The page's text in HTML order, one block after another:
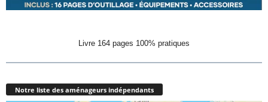
Livre 164 pages 100% pratiques
Notre liste des aménageurs indépendants